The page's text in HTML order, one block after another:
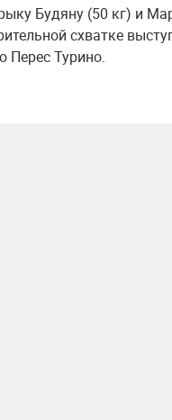
Будяну (50 кг) и
схватке
Перес Турино.